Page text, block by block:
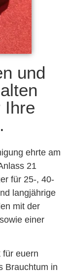
und
Ihre
ehrte am
21
für 25-, 40-
langjährige
mit der
einer
für euern
Brauchtum in